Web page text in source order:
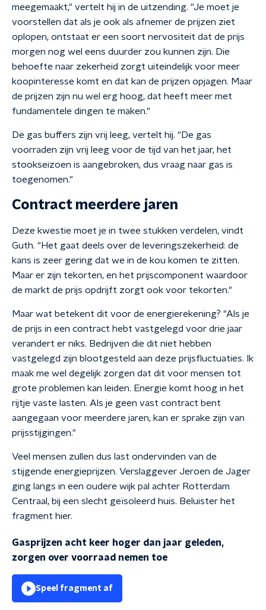
meegemaakt," vertelt hij in de uitzending. "Je moet je
voorstellen dat als je ook als afnemer de prijzen ziet
oplopen, ontstaat er een soort nervositeit dat de prijs
morgen nog wel eens duurder zou kunnen zijn. Die
behoefte naar zekerheid zorgt uiteindelijk voor meer
koopinteresse komt en dat kan de prijzen opjagen. Maar
de prijzen zijn nu wel erg hoog, dat heeft meer met
fundamentele dingen te maken."
De gas buffers zijn vrij leeg, vertelt hij. "De gas
voorraden zijn vrij leeg voor de tijd van het jaar, het
stookseizoen is aangebroken, dus vraag naar gas is
toegenomen."
Contract meerdere jaren
Deze kwestie moet je in twee stukken verdelen, vindt
Guth. "Het gaat deels over de leveringszekerheid: de
kans is zeer gering dat we in de kou komen te zitten.
Maar er zijn tekorten, en het prijscomponent waardoor
de markt de prijs opdrijft zorgt ook voor tekorten."
Maar wat betekent dit voor de energierekening? "Als je
de prijs in een contract hebt vastgelegd voor drie jaar
verandert er niks. Bedrijven die dit niet hebben
vastgelegd zijn blootgesteld aan deze prijsfluctuaties. Ik
maak me wel degelijk zorgen dat dit voor mensen tot
grote problemen kan leiden. Energie komt hoog in het
rijtje vaste lasten. Als je geen vast contract bent
aangegaan voor meerdere jaren, kan er sprake zijn van
prijsstijgingen."
Veel mensen zullen dus last ondervinden van de
stijgende energieprijzen. Verslaggever Jeroen de Jager
ging langs in een oudere wijk pal achter Rotterdam
Centraal, bij een slecht geïsoleerd huis. Beluister het
fragment hier.
Gasprijzen acht keer hoger dan jaar geleden,
zorgen over voorraad nemen toe
Speel fragment af